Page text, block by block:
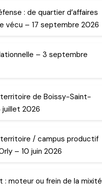
: de quartier d’affaires
vécu – 17 septembre 2026
– 3 septembre
de Boissy-Saint-
juillet 2026
/ campus productif
– 10 juin 2026
: moteur ou frein de la mixité